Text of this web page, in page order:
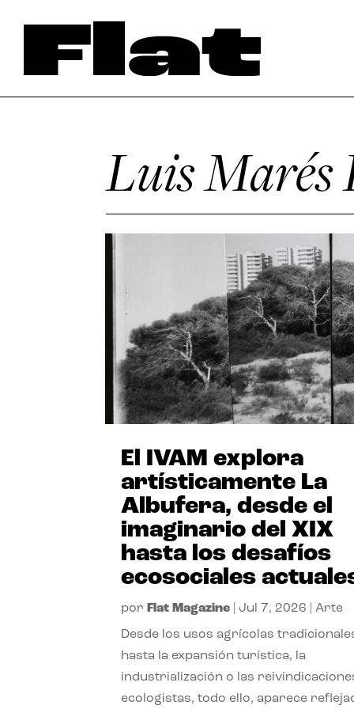
Luis Marés
El IVAM explora
artísticamente La
Albufera, desde el
imaginario del XIX
hasta los desafíos
ecosociales
por Flat Magazine Jul 7, 2026 |Arte
Desde los usos agrícolas
hasta la expansión turística, la
industrialización o las
ecologistas, todo ello, aparece